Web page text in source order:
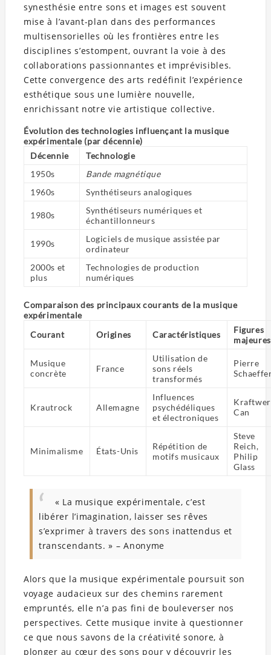
synesthésie entre sons et images est souvent
mise à l’avant-plan dans des performances
multisensorielles où les frontières entre les
disciplines s’estompent, ouvrant la voie à des
collaborations passionnantes et imprévisibles.
Cette convergence des arts redéfinit l’expérience
esthétique sous une lumière nouvelle,
enrichissant notre vie artistique collective.
Évolution des technologies influençant la musique
expérimentale (par décennie)
Décennie
Technologie
1950s
Bande magnétique
1960s
Synthétiseurs analogiques
1980s
Synthétiseurs numériques et
échantillonneurs
1990s
Logiciels de musique assistée par
ordinateur
2000s et
plus
Technologies de production
numériques
Comparaison des principaux courants de la musique
expérimentale
Courant
Origines Caractéristiques
Figures
majeures
Musique
concrète
France
Utilisation de
sons réels
transformés
Pierre
Krautrock Allemagne
Influences
psychédéliques
et électroniques
Can
Minimalisme États-Unis
Répétition de
motifs musicaux
Steve
Reich,
Philip
Glass
« La musique expérimentale, c’est
libérer l’imagination, laisser ses rêves
s’exprimer à travers des sons inattendus et
transcendants. » – Anonyme
Alors que la musique expérimentale poursuit son
voyage audacieux sur des chemins rarement
empruntés, elle n’a pas fini de bouleverser nos
perspectives. Cette musique invite à questionner
ce que nous savons de la créativité sonore, à
plonger au cœur des sons pour y découvrir les